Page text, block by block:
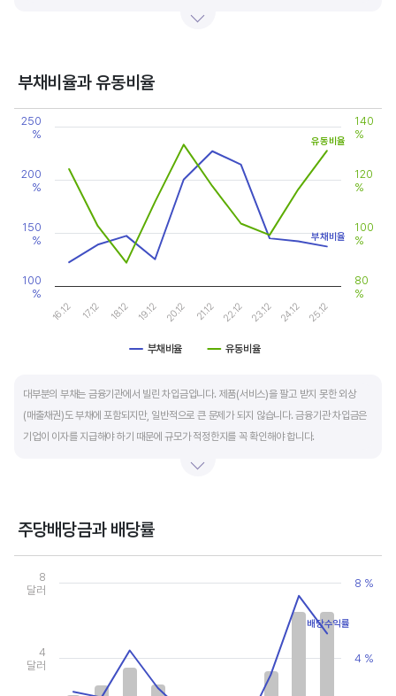
높은 이익률을 올리고 있다면, 그 기업은 타사 대비 제품(서비스)의 경쟁력이 높은 것으로
부채비율과 유동비율
Chart
Line chart with 2 lines.
View as data table, Chart
The chart has 1 X axis displaying categories.
The chart has 2 Y axes displaying values, and values.
부채비율 유동비율
16.12 17.12 18.12 19.12 20.12 21.12 22.12 23.12 24.12 25.12
100
%
150
%
200
%
250
%
80
%
100
%
120
%
140
%
부채비율
유동비율
대부분의 부채는 금융기관에서 빌린 차입금입니다. 제품(서비스)을 팔고 받지 못한 외상
(매출채권)도 부채에 포함되지만, 일반적으로 큰 문제가 되지 않습니다. 금융기관 차입금은
기업이 이자를 지급해야 하기 때문에 규모가 적정한지를 꼭 확인해야 합니다.
비교해서 보는 것이 좋습니다. 그외 이자보상배율과 현금흐름표를 함께 체크하면, 부도
주당배당금과 배당률
Chart
Combination chart with 2 data series.
View as data table, Chart
The chart has 2 Y axes displaying values, and values.
4
달러
8
달러
4 %
8 %
배당수익률